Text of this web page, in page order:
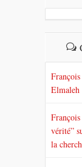
Elmaleh
vérité”
la